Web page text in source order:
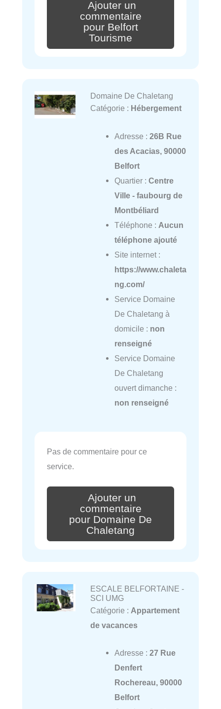
Ajouter un
commentaire
pour Belfort
Tourisme
Domaine De Chaletang
Catégorie : Hébergement
Adresse : 26B Rue
des Acacias, 90000
Belfort
Quartier : Centre
Ville - faubourg de
Montbéliard
Téléphone : Aucun
téléphone ajouté
Site internet :
https://www.chaleta
ng.com/
Service Domaine
De Chaletang à
domicile : non
renseigné
Service Domaine
De Chaletang
ouvert dimanche :
non renseigné
Pas de commentaire pour ce
service.
Ajouter un
commentaire
pour Domaine De
Chaletang
ESCALE BELFORTAINE -
SCI UMG
Catégorie : Appartement
de vacances
Adresse : 27 Rue
Denfert
Rochereau, 90000
Belfort